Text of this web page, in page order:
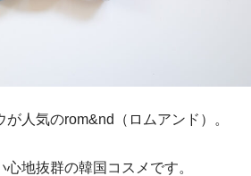
が人気のrom&nd（ロムアンド）。
地抜群の韓国コスメです。